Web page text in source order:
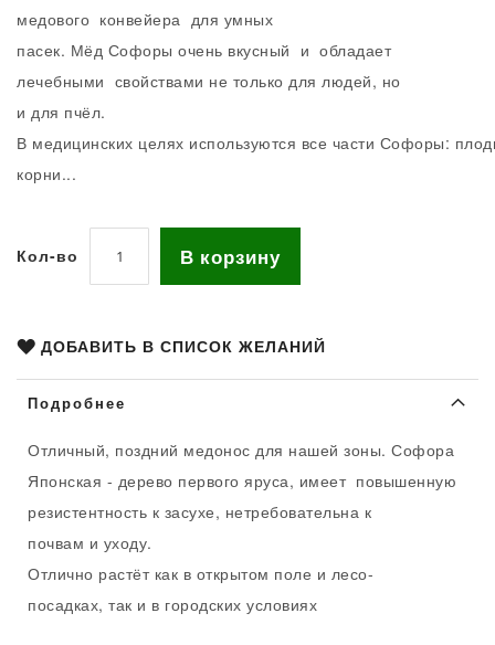
медового конвейера для умных
пасек. Мёд Софоры очень вкусный и обладает
лечебными свойствами не только для людей, но
и для пчёл.
В медицинских целях используются все части Софоры:
корни...
Кол-во В корзину
ДОБАВИТЬ В СПИСОК ЖЕЛАНИЙ
Подробнее
Отличный, поздний медонос для нашей зоны. Софора
Японская - дерево первого яруса, имеет повышенную
резистентность к засухе, нетребовательна к
почвам и уходу.
Отлично растёт как в открытом поле и лесо-
посадках, так и в городских условиях